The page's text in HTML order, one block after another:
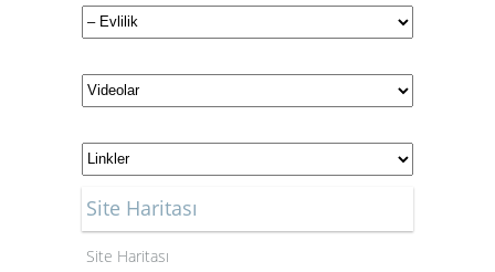
Site Haritası
Site Haritası